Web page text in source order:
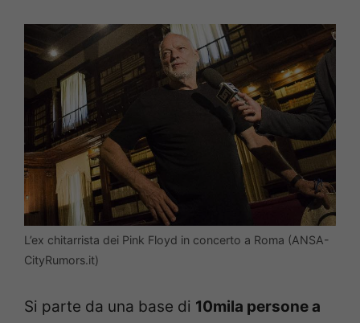
L’ex chitarrista dei Pink Floyd in concerto a Roma (ANSA-
CityRumors.it)
Si parte da una base di 10mila persone a